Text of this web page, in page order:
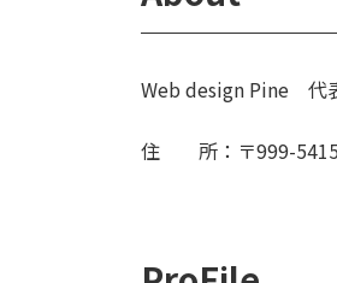
Web design Pine 代
住 所：〒999-5415